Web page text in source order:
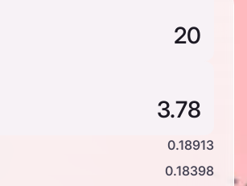
0.18913
0.18398